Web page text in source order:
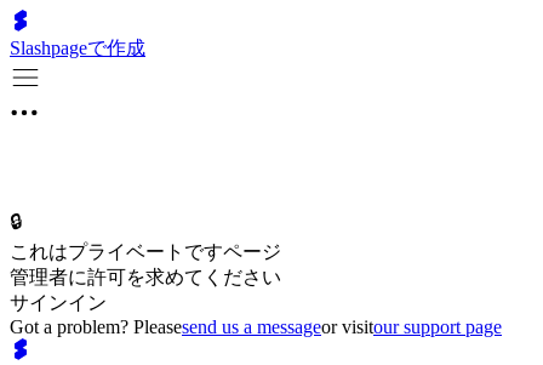
Slashpageで作成
🔒
これはプライベートですページ
管理者に許可を求めてください
サインイン
Got a problem? Pleasesend us a messageor visitour support page